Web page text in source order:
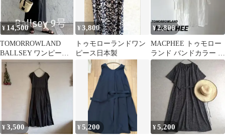
¥ 14,500
TOMORROWLAND
BALLSEY ワンピース
チャコールグレー9号
¥3,800
トゥモローランドワン
ピース日本製
¥2,800
MACPHEE トゥモロー
ランド バンドカラー シ
ャツワンピース 白 シ
¥3,500 ¥5,200 ¥5,200